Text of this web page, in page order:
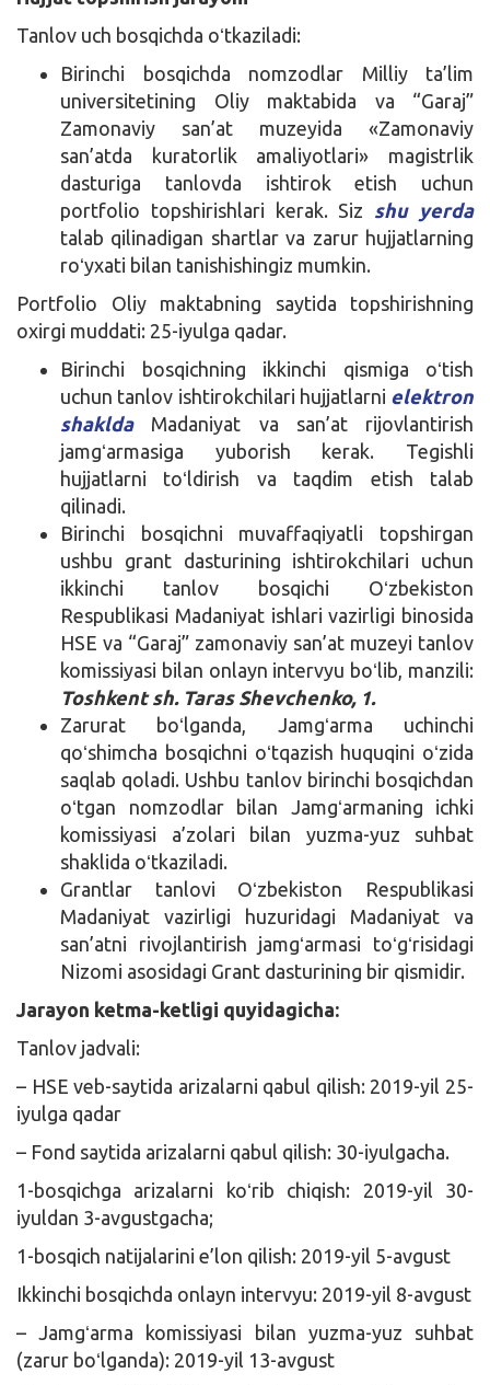
Tanlov uch bosqichda oʻtkaziladi:
Birinchi bosqichda nomzodlar Milliy ta’lim
universitetining Oliy maktabida va “Garaj”
Zamonaviy san’at muzeyida «Zamonaviy
san’atda kuratorlik amaliyotlari» magistrlik
dasturiga tanlovda ishtirok etish uchun
portfolio topshirishlari kerak. Siz shu yerda
talab qilinadigan shartlar va zarur hujjatlarning
roʻyxati bilan tanishishingiz mumkin.
Portfolio Oliy maktabning saytida topshirishning
oxirgi muddati: 25-iyulga qadar.
Birinchi bosqichning ikkinchi qismiga oʻtish
uchun tanlov ishtirokchilari hujjatlarni elektron
shakldaMadaniyat va san’at rijovlantirish
jamgʻarmasiga yuborish kerak. Tegishli
hujjatlarni toʻldirish va taqdim etish talab
qilinadi.
Birinchi bosqichni muvaffaqiyatli topshirgan
ushbu grant dasturining ishtirokchilari uchun
ikkinchi tanlov bosqichi Oʻzbekiston
Respublikasi Madaniyat ishlari vazirligi binosida
HSE va “Garaj” zamonaviy san’at muzeyi tanlov
komissiyasi bilan onlayn intervyu boʻlib, manzili:
Toshkent sh. Taras Shevchenko, 1.
Zarurat boʻlganda, Jamgʻarma uchinchi
qoʻshimcha bosqichni oʻtqazish huquqini oʻzida
saqlab qoladi. Ushbu tanlov birinchi bosqichdan
oʻtgan nomzodlar bilan Jamgʻarmaning ichki
komissiyasi a’zolari bilan yuzma-yuz suhbat
shaklida oʻtkaziladi.
Grantlar tanlovi Oʻzbekiston Respublikasi
Madaniyat vazirligi huzuridagi Madaniyat va
san’atni rivojlantirish jamgʻarmasi toʻgʻrisidagi
Nizomi asosidagi Grant dasturining bir qismidir.
Jarayon ketma-ketligi quyidagicha:
Tanlov jadvali:
– HSE veb-saytida arizalarni qabul qilish: 2019-yil 25-
iyulga qadar
– Fond saytida arizalarni qabul qilish: 30-iyulgacha.
1-bosqichga arizalarni koʻrib chiqish: 2019-yil 30-
iyuldan 3-avgustgacha;
1-bosqich natijalarini e’lon qilish: 2019-yil 5-avgust
Ikkinchi bosqichda onlayn intervyu: 2019-yil 8-avgust
– Jamgʻarma komissiyasi bilan yuzma-yuz suhbat
(zarur boʻlganda): 2019-yil 13-avgust